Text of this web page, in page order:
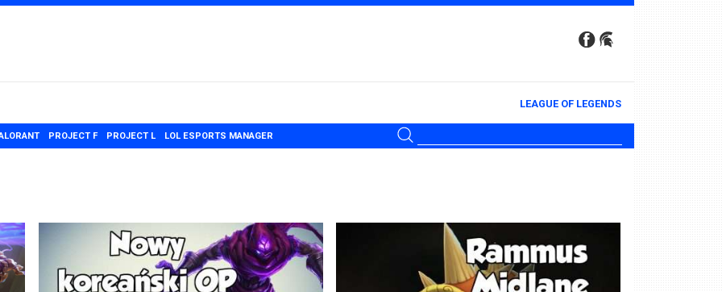
LEAGUE OF LEGENDS
PROJECT F PROJECT L LOL ESPORTS MANAGER